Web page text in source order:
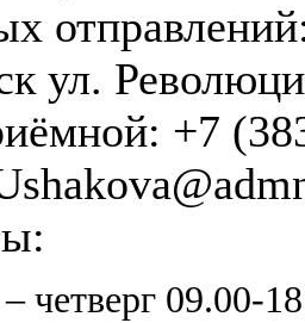
ул.
+7
– четверг 09.00-